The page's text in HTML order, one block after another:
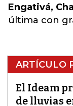
Engativá,
última con
ARTÍCULO
El Ideam
de lluvias